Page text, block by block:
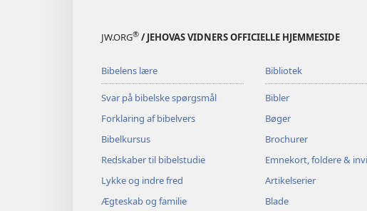
JW.ORG® / JEHOVAS VIDNERS OFFICIELLE HJEMMESIDE
Bibelens lære
Svar på bibelske spørgsmål
Forklaring af bibelvers
Bibelkursus
Redskaber til bibelstudie
Lykke og indre fred
Ægteskab og familie
Bibliotek
Bibler
Bøger
Brochurer
Emnekort, foldere &
Artikelserier
Blade